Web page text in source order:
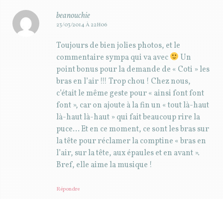
beanouchie
23/03/2014 À 22H06
Toujours de bien jolies photos, et le
commentaire sympa qui va avec
Un
point bonus pour la demande de « Coti » les
bras en l’air !!! Trop chou ! Chez nous,
c’était le même geste pour « ainsi font font
font », car on ajoute à la fin un « tout là-haut
là-haut là-haut » qui fait beaucoup rire la
puce… Et en ce moment, ce sont les bras sur
la tête pour réclamer la comptine « bras en
l’air, sur la tête, aux épaules et en avant ».
Bref, elle aime la musique !
Répondre